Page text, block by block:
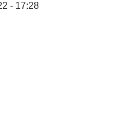
- 17:28